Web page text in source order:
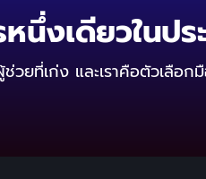
นึ่งเดียวในปร
วยที่เก่ง และเราคือตัวเลือก